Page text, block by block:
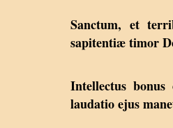
Sanctum, et
sapitentiæ timor
Intellectus
laudatio ejus